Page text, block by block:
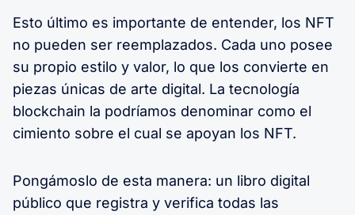
Esto último es importante de entender, los NFT
no pueden ser reemplazados. Cada uno posee
su propio estilo y valor, lo que los convierte en
piezas únicas de arte digital. La tecnología
blockchain la podríamos denominar como el
cimiento sobre el cual se apoyan los NFT.
Pongámoslo de esta manera: un libro digital
público que registra y verifica todas las